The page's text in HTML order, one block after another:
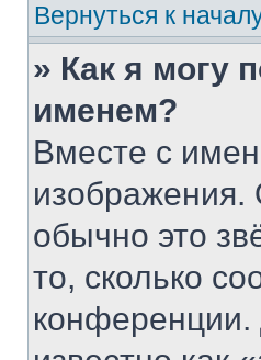
Вернуться к
» Как я могу
именем?
Вместе с
изображения.
обычно это
то, сколько
конференции.